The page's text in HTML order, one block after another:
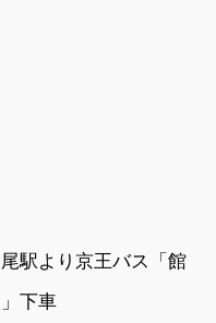
駅より京王バス「館
下車